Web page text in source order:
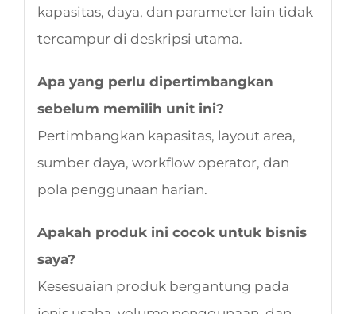
kapasitas, daya, dan parameter lain tidak
tercampur di deskripsi utama.
Apa yang perlu dipertimbangkan
sebelum memilih unit ini?
Pertimbangkan kapasitas, layout area,
sumber daya, workflow operator, dan
pola penggunaan harian.
Apakah produk ini cocok untuk bisnis
saya?
Kesesuaian produk bergantung pada